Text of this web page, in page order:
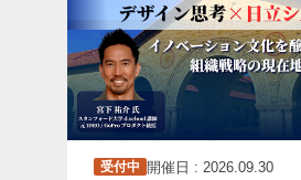
受付中 開催日 : 2026.09.30